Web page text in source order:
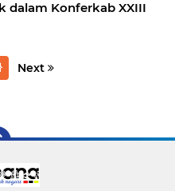
dalam Konferkab XXIII
Next